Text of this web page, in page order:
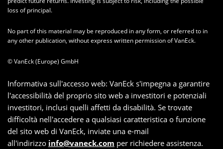
loss of principal.
No part of this material may be reproduced in any form, or referred to in
any other publication, without express written permission of VanEck.
© VanEck (Europe) GmbH
Informativa sull'accesso web: VanEck s'impegna a garantire
l'accessibilità del proprio sito web a investitori e potenziali
investitori, inclusi quelli affetti da disabilità. Se trovate
difficoltà nell'accedere a qualsiasi caratteristica o funzione
del sito web di VanEck, inviate una e-mail
all'indirizzo info@vaneck.com per richiedere assistenza.